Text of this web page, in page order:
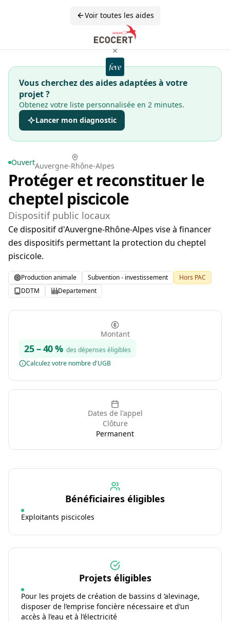
Voir toutes les aides
×
Vous cherchez des aides adaptées à votre
projet ?
Obtenez votre liste personnalisée en 2 minutes.
Lancer mon diagnostic
OuvertAuvergne-Rhône-Alpes
Protéger et reconstituer le
cheptel piscicole
Dispositif public locaux
Ce dispositif d'Auvergne-Rhône-Alpes vise à financer
des dispositifs permettant la protection du cheptel
piscicole.
Production animale Subvention - investissement
Hors PAC
DDTM
Departement
Montant
25–40% des dépenses éligibles
Calculez votre nombre d'UGB
Dates de l'appel
Clôture
Permanent
Bénéficiaires éligibles
Exploitants piscicoles
Projets éligibles
Pour les projets de création de bassins d ‘alevinage,
disposer de l’emprise foncière nécessaire et d’un
accès à l’eau et à l’électricité